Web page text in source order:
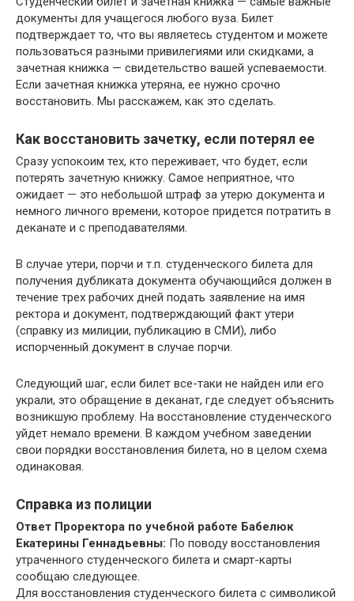
документы для учащегося любого вуза. Билет
подтверждает то, что вы являетесь студентом и можете
пользоваться разными привилегиями или скидками, а
зачетная книжка — свидетельство вашей успеваемости.
Если зачетная книжка утеряна, ее нужно срочно
восстановить. Мы расскажем, как это сделать.
Как восстановить зачетку, если потерял ее
Сразу успокоим тех, кто переживает, что будет, если
потерять зачетную книжку. Самое неприятное, что
ожидает — это небольшой штраф за утерю документа и
немного личного времени, которое придется потратить в
деканате и с преподавателями.
В случае утери, порчи и т.п. студенческого билета для
получения дубликата документа обучающийся должен в
течение трех рабочих дней подать заявление на имя
ректора и документ, подтверждающий факт утери
(справку из милиции, публикацию в СМИ), либо
испорченный документ в случае порчи.
Следующий шаг, если билет все-таки не найден или его
украли, это обращение в деканат, где следует объяснить
возникшую проблему. На восстановление студенческого
уйдет немало времени. В каждом учебном заведении
свои порядки восстановления билета, но в целом схема
одинаковая.
Справка из полиции
Ответ Проректора по учебной работе Бабелюк
Екатерины Геннадьевны: По поводу восстановления
утраченного студенческого билета и смарт-карты
сообщаю следующее.
Для восстановления студенческого билета с символикой